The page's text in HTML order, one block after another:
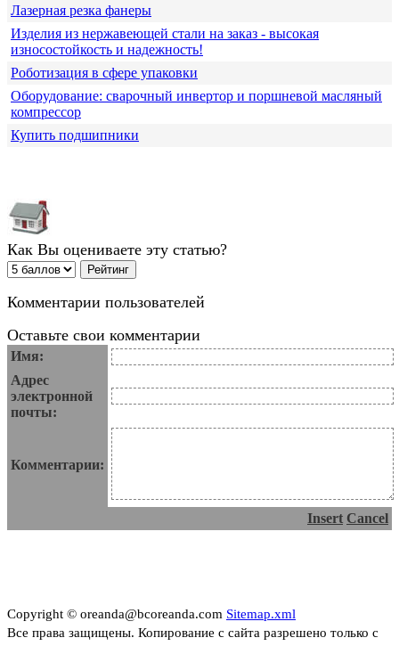
Лазерная резка фанеры
Изделия из нержавеющей стали на заказ - высокая
износостойкость и надежность!
Роботизация в сфере упаковки
Оборудование: сварочный инвертор и поршневой масляный
компрессор
Купить подшипники
Как Вы оцениваете эту статью?
Комментарии пользователей
Оставьте свои комментарии
Имя:
Адрес
электронной
почты:
Комментарии:
Insert Cancel
Copyright © oreanda@bcoreanda.com Sitemap.xml
Все права защищены. Копирование с сайта разрешено только с